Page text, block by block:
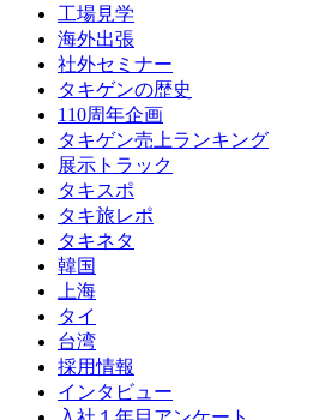
工場見学
海外出張
社外セミナー
タキゲンの歴史
110周年企画
タキゲン売上ランキング
展示トラック
タキスポ
タキ旅レポ
タキネタ
韓国
上海
タイ
台湾
採用情報
インタビュー